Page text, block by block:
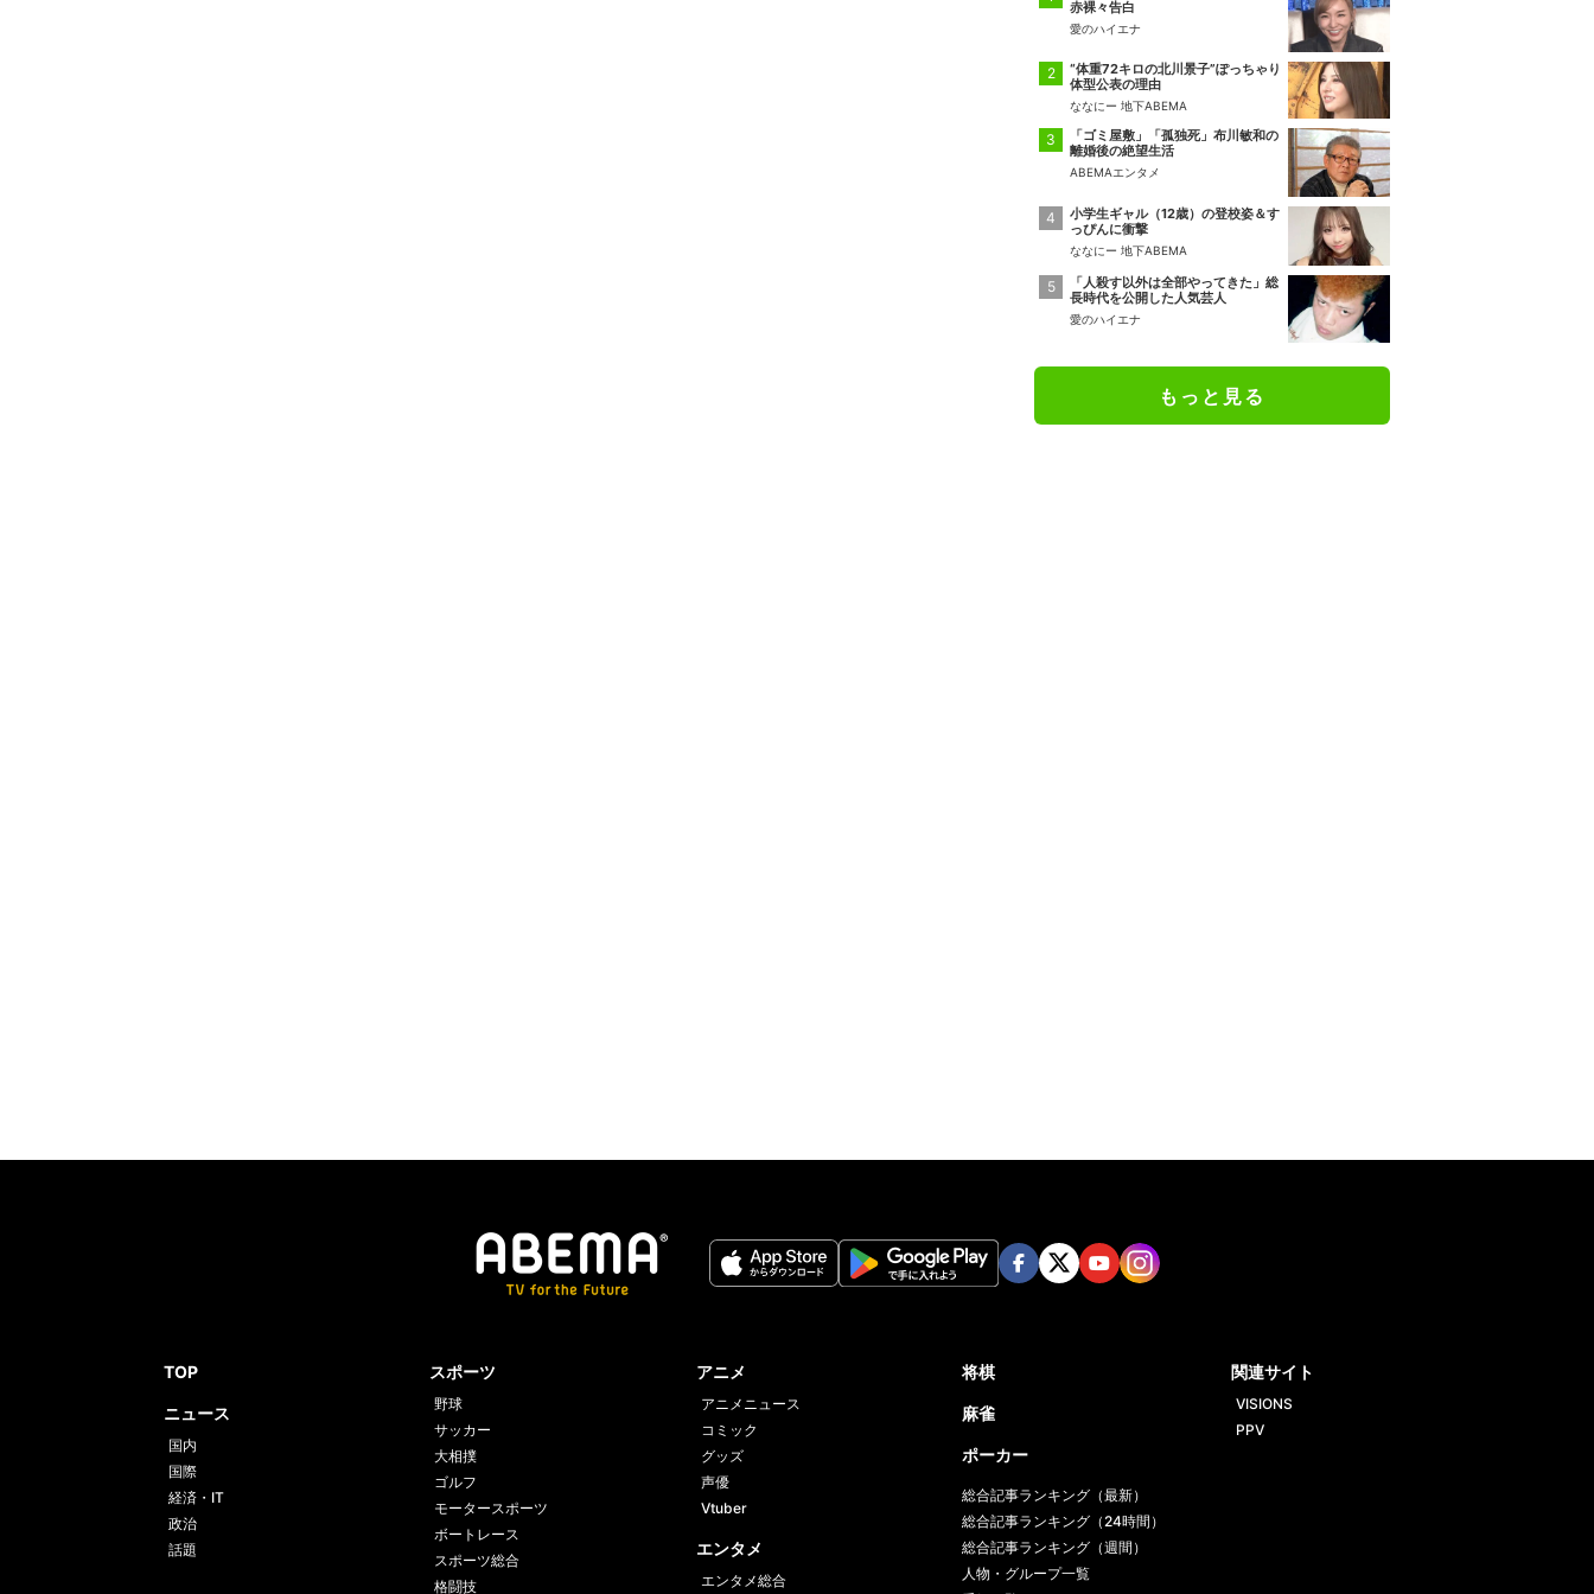
赤裸々告白
愛のハイエナ
“体重72キロの北川景子”ぽっちゃり
体型公表の理由
ななにー 地下ABEMA
「ゴミ屋敷」「孤独死」布川敏和の
離婚後の絶望生活
ABEMAエンタメ
小学生ギャル（12歳）の登校姿＆す
っぴんに衝撃
ななにー 地下ABEMA
「人殺す以外は全部やってきた」総
長時代を公開した人気芸人
愛のハイエナ
もっと見る
TOP
ニュース
国内
国際
経済・IT
政治
話題
スポーツ
野球
サッカー
大相撲
ゴルフ
モータースポーツ
ボートレース
スポーツ総合
格闘技
アニメ
アニメニュース
コミック
グッズ
声優
Vtuber
エンタメ
エンタメ総合
将棋
麻雀
ポーカー
総合記事ランキング（最新）
総合記事ランキング（24時間）
総合記事ランキング（週間）
人物・グループ一覧
関連サイト
VISIONS
PPV